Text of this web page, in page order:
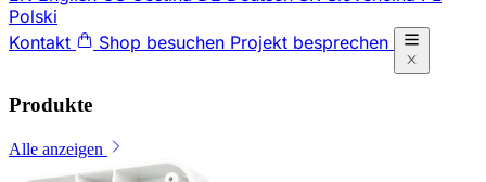
Polski
Kontakt
Shop besuchen Projekt besprechen
Produkte
Alle anzeigen